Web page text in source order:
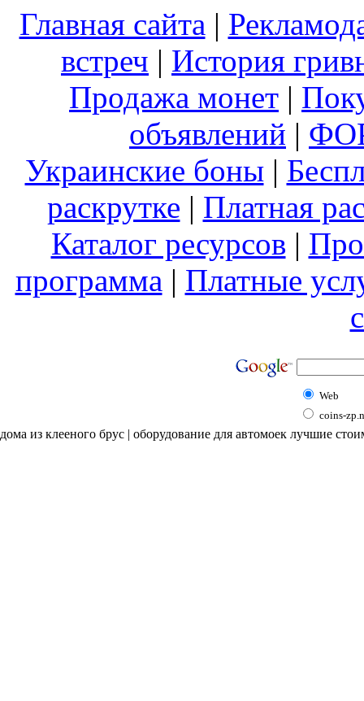
Главная сайта |
встреч | История
Продажа монет |
объявлений |
Украинские боны|
раскрутке | Платная
Каталог ресурсов |
программа | Платные
Web
coins-
дома из клееного брус | оборудование для автомоек лучшие